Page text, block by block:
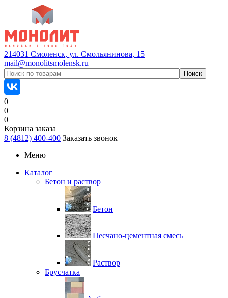
214031 Смоленск, ул. Смольянинова, 15
mail@monolitsmolensk.ru
0
0
0
Корзина заказа
8 (4812) 400-400 Заказать звонок
Меню
Каталог
Бетон и раствор
Бетон
Песчано-цементная смесь
Раствор
Брусчатка